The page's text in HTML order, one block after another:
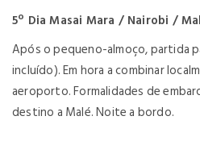
5º Dia Masai Mara / Nairobi /
Após o pequeno-almoço, partida
incluído). Em hora a combinar
aeroporto. Formalidades de
destino a Malé. Noite a bordo.